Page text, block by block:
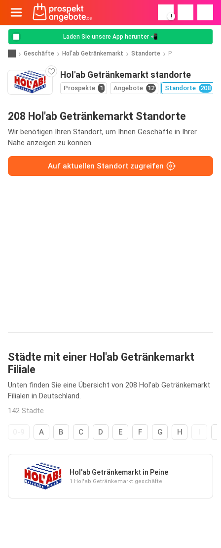
!
Laden Sie unsere App herunter 📲
Geschäfte Hol'ab Getränkemarkt Standorte P
Hol'ab Getränkemarkt standorte
Prospekte 1 Angebote 12 Standorte 208
208 Hol'ab Getränkemarkt Standorte
Wir benötigen Ihren Standort, um Ihnen Geschäfte in Ihrer
Nähe anzeigen zu können.
Auf aktuellen Standort zugreifen
Städte mit einer Hol'ab Getränkemarkt
Filiale
Unten finden Sie eine Übersicht von 208 Hol'ab Getränkemarkt
Filialen in Deutschland.
142 Städte
A B C D E F G H
Hol'ab Getränkemarkt in Peine
1 Hol'ab Getränkemarkt geschäfte